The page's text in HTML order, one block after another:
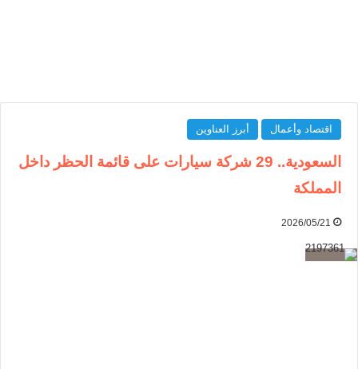
اقتصاد وأعمال أبرز العناوين
السعودية.. 29 شركة سيارات على قائمة الحظر داخل
المملكة
2026/05/21